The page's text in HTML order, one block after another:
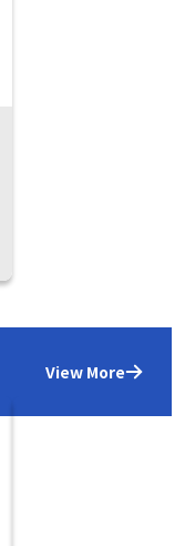
View More